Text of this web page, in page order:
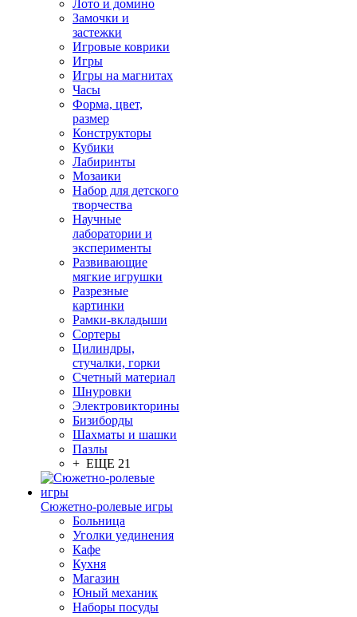
Лото и домино
Замочки и
застежки
Игровые коврики
Игры
Игры на магнитах
Часы
Форма, цвет,
размер
Конструкторы
Кубики
Лабиринты
Мозаики
Набор для детского
творчества
Научные
лаборатории и
эксперименты
Развивающие
мягкие игрушки
Разрезные
картинки
Рамки-вкладыши
Сортеры
Цилиндры,
стучалки, горки
Счетный материал
Шнуровки
Электровикторины
Бизиборды
Шахматы и шашки
Пазлы
+ ЕЩЕ 21
Сюжетно-ролевые игры
Больница
Уголки уединения
Кафе
Кухня
Магазин
Юный механик
Наборы посуды